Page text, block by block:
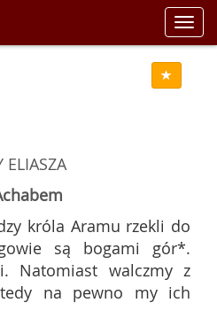
ELIASZA
króla Aramu rzekli do
są bogami gór*.
Natomiast walczmy z
na pewno my ich